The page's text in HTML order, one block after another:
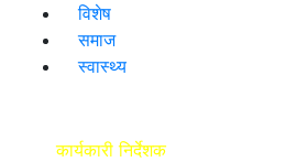
विशेष
समाज
स्वास्थ्य
कार्यकारी निर्देशक